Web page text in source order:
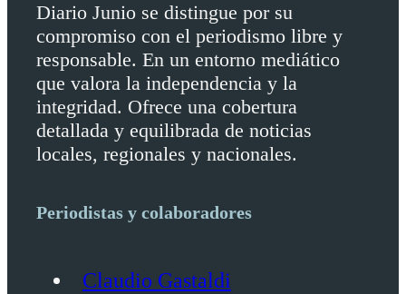
Diario Junio se distingue por su
compromiso con el periodismo libre y
responsable. En un entorno mediático
que valora la independencia y la
integridad. Ofrece una cobertura
detallada y equilibrada de noticias
locales, regionales y nacionales.
Periodistas y colaboradores
Claudio Gastaldi